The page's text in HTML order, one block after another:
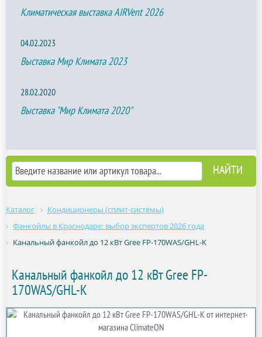
Климатическая выставка AIRVent 2026
04.02.2023
Выставка Мир Климата 2023
28.02.2020
Выставка "Мир Климата 2020"
Каталог
Кондиционеры (сплит-системы)
Фанкойлы в Краснодаре: выбор экспертов 2026 года
Канальный фанкойл до 12 кВт Gree FP-170WAS/GHL-K
Канальный фанкойл до 12 кВт Gree FP-
170WAS/GHL-K